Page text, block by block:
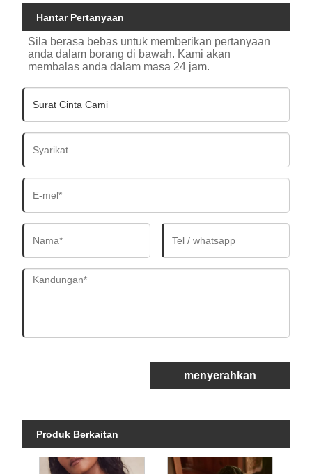
Hantar Pertanyaan
Sila berasa bebas untuk memberikan pertanyaan
anda dalam borang di bawah. Kami akan
membalas anda dalam masa 24 jam.
menyerahkan
Produk Berkaitan